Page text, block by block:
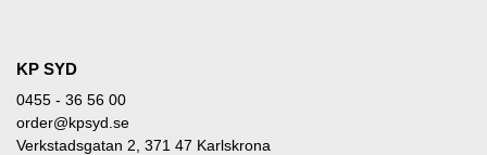
KP SYD
0455 - 36 56 00
order@kpsyd.se
Verkstadsgatan 2, 371 47 Karlskrona